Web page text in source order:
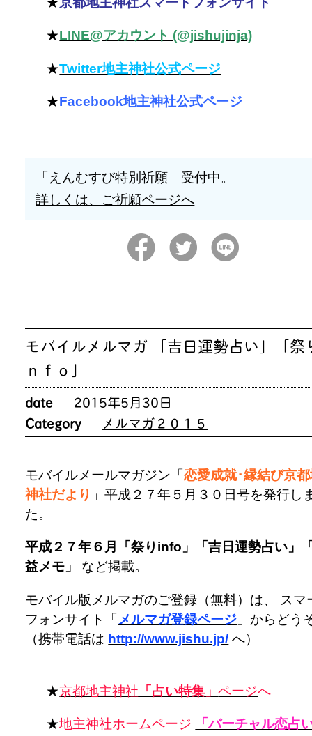
★LINE@アカウント (@jishujinja)
★Twitter地主神社公式ページ
★Facebook地主神社公式ページ
「えんむすび特別祈願」受付中。
詳しくは、ご祈願ページへ
モバイルメルマガ 「吉日運勢占い」「祭
ｎｆｏ」
date
2015年5月30日
Category
メルマガ２０１５
モバイルメールマガジン「恋愛成就･縁結び京
神社だより 」平成２７年５月３０日号を発行し
た。
平成２７年６月「祭りinfo」「吉日運勢占い」
益メモ」
など掲載。
モバイル版メルマガのご登録（無料）は、 スマ
フォンサイト「 メルマガ登録ページ 」からどう
（携帯電話は http://www.jishu.jp/ へ）
★京都地主神社 「占い特集」ページへ
★地主神社ホームページ
「バーチャル恋占